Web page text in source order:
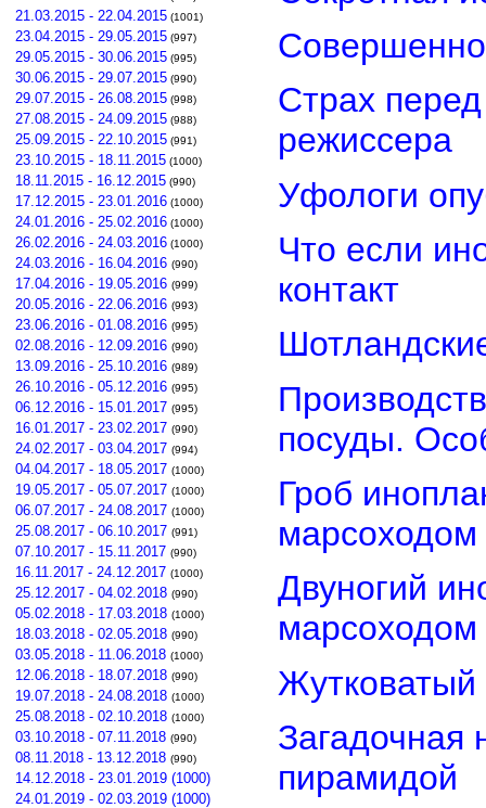
21.03.2015 - 22.04.2015 (1001)
23.04.2015 - 29.05.2015 (997)
29.05.2015 - 30.06.2015 (995)
30.06.2015 - 29.07.2015 (990)
29.07.2015 - 26.08.2015 (998)
27.08.2015 - 24.09.2015 (988)
25.09.2015 - 22.10.2015 (991)
23.10.2015 - 18.11.2015 (1000)
18.11.2015 - 16.12.2015 (990)
17.12.2015 - 23.01.2016 (1000)
24.01.2016 - 25.02.2016 (1000)
26.02.2016 - 24.03.2016 (1000)
24.03.2016 - 16.04.2016 (990)
17.04.2016 - 19.05.2016 (999)
20.05.2016 - 22.06.2016 (993)
23.06.2016 - 01.08.2016 (995)
02.08.2016 - 12.09.2016 (990)
13.09.2016 - 25.10.2016 (989)
26.10.2016 - 05.12.2016 (995)
06.12.2016 - 15.01.2017 (995)
16.01.2017 - 23.02.2017 (990)
24.02.2017 - 03.04.2017 (994)
04.04.2017 - 18.05.2017 (1000)
19.05.2017 - 05.07.2017 (1000)
06.07.2017 - 24.08.2017 (1000)
25.08.2017 - 06.10.2017 (991)
07.10.2017 - 15.11.2017 (990)
16.11.2017 - 24.12.2017 (1000)
25.12.2017 - 04.02.2018 (990)
05.02.2018 - 17.03.2018 (1000)
18.03.2018 - 02.05.2018 (990)
03.05.2018 - 11.06.2018 (1000)
12.06.2018 - 18.07.2018 (990)
19.07.2018 - 24.08.2018 (1000)
25.08.2018 - 02.10.2018 (1000)
03.10.2018 - 07.11.2018 (990)
08.11.2018 - 13.12.2018 (990)
14.12.2018 - 23.01.2019 (1000)
24.01.2019 - 02.03.2019 (1000)
Страх
режиссера
Уфологи
Что если
контакт
посуды.
Гроб
марсоходом
Двуногий
марсоходом
Загадочная
пирамидой